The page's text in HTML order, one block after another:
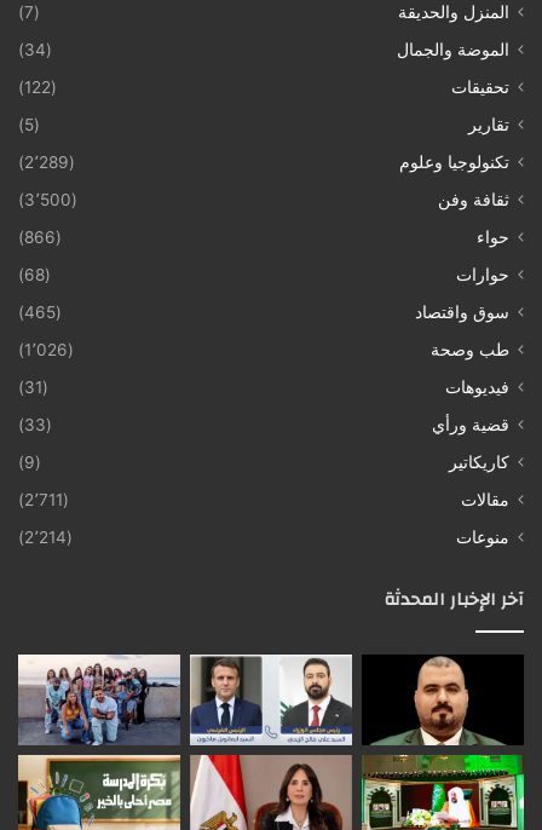
المنزل والحديقة
(7)
الموضة والجمال
(34)
تحقيقات
(122)
تقارير
(5)
تكنولوجيا وعلوم
(2٬289)
ثقافة وفن
(3٬500)
حواء
(866)
حوارات
(68)
سوق واقتصاد
(465)
طب وصحة
(1٬026)
فيديوهات
(31)
قضية ورأي
(33)
كاريكاتير
(9)
مقالات
(2٬711)
منوعات
(2٬214)
آخر الإخبار المحدثة